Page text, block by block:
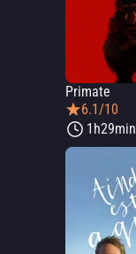
Primate
6.1/10
1h29min